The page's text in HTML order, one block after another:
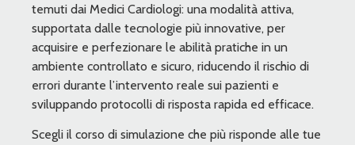
temuti dai Medici Cardiologi: una modalità attiva,
supportata dalle tecnologie più innovative, per
acquisire e perfezionare le abilità pratiche in un
ambiente controllato e sicuro, riducendo il rischio di
errori durante l’intervento reale sui pazienti e
sviluppando protocolli di risposta rapida ed efficace.
Scegli il corso di simulazione che più risponde alle tue